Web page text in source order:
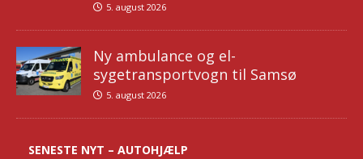
5. august 2026
Ny ambulance og el-
sygetransportvogn til Samsø
5. august 2026
SENESTE NYT – AUTOHJÆLP